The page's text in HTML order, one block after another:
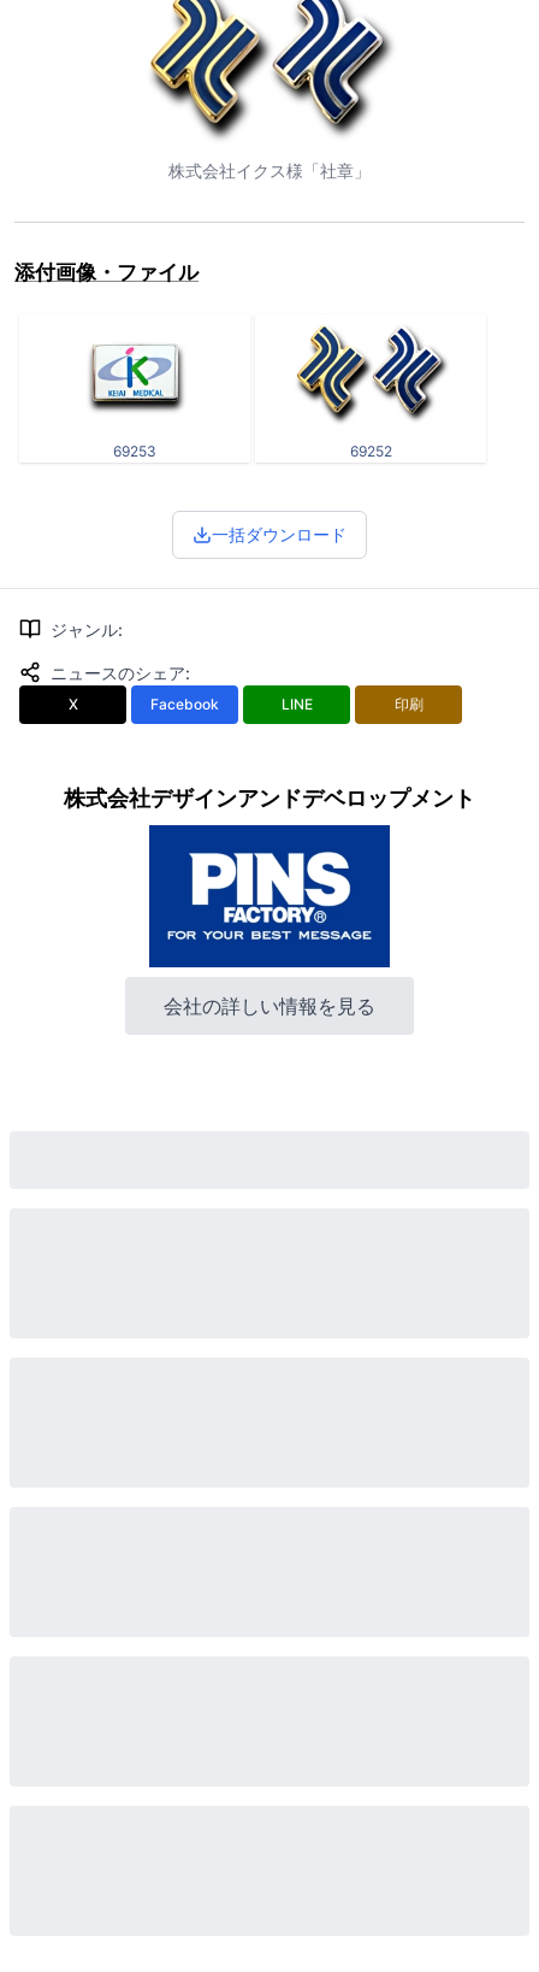
株式会社イクス様「社章」
添付画像・ファイル
69253 69252
一括ダウンロード
ジャンル:
ニュースのシェア:
X Facebook LINE 印刷
株式会社デザインアンドデベロップメント
会社の詳しい情報を見る